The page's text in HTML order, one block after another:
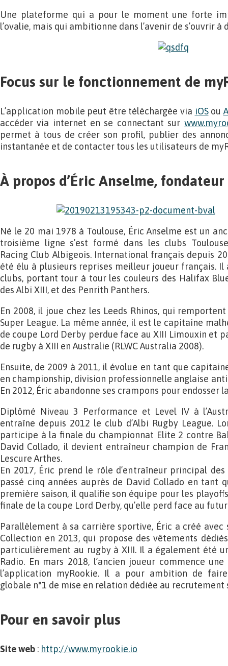
Une plateforme qui a pour le moment une forte
l’ovalie, mais qui ambitionne dans l’avenir de s’ouvrir à
Focus sur le fonctionnement de
L’application mobile peut être téléchargée via iOSou
accéder via internet en se connectant sur
permet à tous de créer son profil, publier des
instantanée et de contacter tous les utilisateurs de
À propos d’Éric Anselme,
Né le 20 mai 1978 à Toulouse, Éric Anselme est un
troisième ligne s’est formé dans les clubs
Racing Club Albigeois. International français depuis
été élu à plusieurs reprises meilleur joueur français. Il
clubs, portant tour à tour les couleurs des Halifax
des Albi XIII, et des Penrith Panthers.
En 2008, il joue chez les Leeds Rhinos, qui
Super League. La même année, il est le capitaine
de coupe Lord Derby perdue face au XIII Limouxin et
de rugby à XIII en Australie (RLWC Australia 2008).
Ensuite, de 2009 à 2011, il évolue en tant que
en championship, division professionnelle anglaise
En 2012, Éric abandonne ses crampons pour endosser
Diplômé Niveau 3 Performance et Level IV à
entraîne depuis 2012 le club d’Albi Rugby League.
participe à la finale du championnat Elite 2 contre
David Collado, il devient entraîneur champion de
Lescure Arthes.
En 2017, Éric prend le rôle d’entraîneur principal
passé cinq années auprès de David Collado en tant
première saison, il qualifie son équipe pour les
finale de la coupe Lord Derby, qu’elle perd face au futur
Parallèlement à sa carrière sportive, Éric a créé avec
Collection en 2013, qui propose des vêtements
particulièrement au rugby à XIII. Il a également été
Radio. En mars 2018, l’ancien joueur commence
l’application myRookie. Il a pour ambition de
globale n°1 de mise en relation dédiée au recrutement
Pour en savoir plus
Site web : http://www.myrookie.io